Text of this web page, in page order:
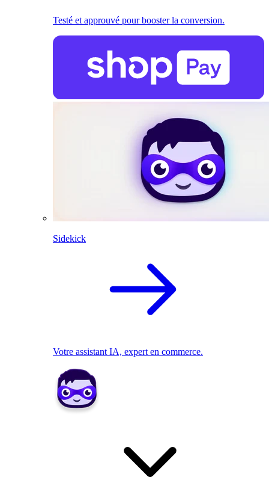
Testé et approuvé pour booster la conversion.
Sidekick
Votre assistant IA, expert en commerce.